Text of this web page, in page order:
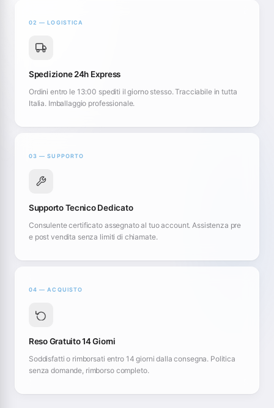
02 — LOGISTICA
Spedizione 24h Express
Ordini entro le 13:00 spediti il giorno stesso. Tracciabile in tutta
Italia. Imballaggio professionale.
03 — SUPPORTO
Supporto Tecnico Dedicato
Consulente certificato assegnato al tuo account. Assistenza pre
e post vendita senza limiti di chiamate.
04 — ACQUISTO
Reso Gratuito 14 Giorni
Soddisfatti o rimborsati entro 14 giorni dalla consegna. Politica
senza domande, rimborso completo.